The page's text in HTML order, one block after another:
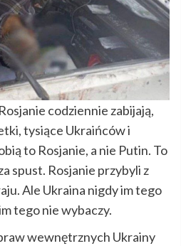
Rosjanie codziennie zabijają,
tysiące Ukraińców i
to Rosjanie, a nie Putin. To
spust. Rosjanie przybyli z
Ale Ukraina nigdy im tego
tego nie wybaczy.
wewnętrznych Ukrainy